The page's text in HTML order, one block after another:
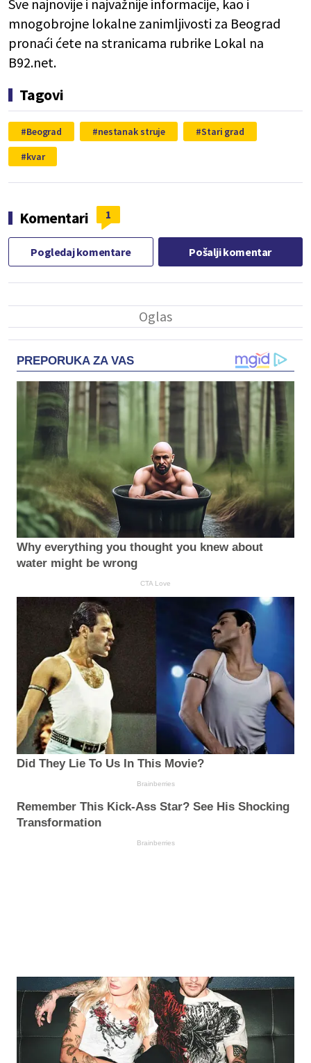
Sve najnovije i najvažnije informacije, kao i
mnogobrojne lokalne zanimljivosti za Beograd
pronaći ćete na stranicama rubrike Lokal na
B92.net.
Tagovi
Beograd nestanak struje
Stari grad
kvar
Komentari 1
Pogledaj komentare Pošalji komentar
PREPORUKA ZA VAS
Why everything you thought you knew about
water might be wrong
CTA Love
Did They Lie To Us In This Movie?
Brainberries
Remember This Kick-Ass Star? See His Shocking
Transformation
Brainberries